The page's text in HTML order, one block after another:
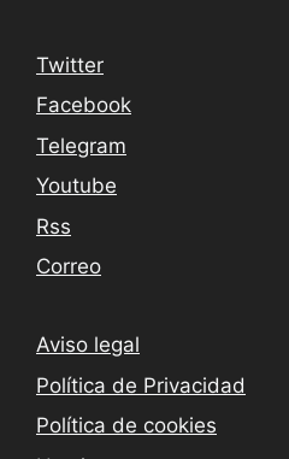
Twitter
Facebook
Telegram
Youtube
Rss
Correo
Aviso legal
Política de Privacidad
Política de cookies